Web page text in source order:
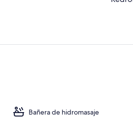
Bañera de hidromasaje